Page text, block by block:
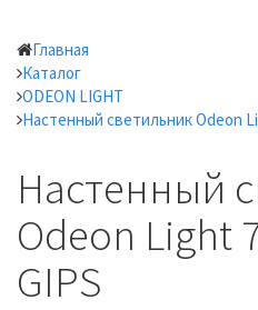
Главная
Каталог
ODEON LIGHT
Настенный светильник Odeon
Настенный
Odeon Light
GIPS